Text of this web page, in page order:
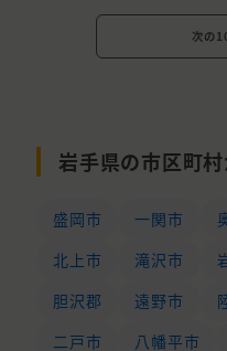
次の
岩手県の市区町
盛岡市 一関市
北上市
滝沢市
胆沢郡
遠野市
二戸市
八幡平市